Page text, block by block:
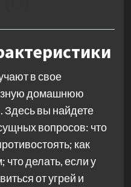
в свое
домашнюю
Здесь вы найдете
вопросов: что
как
делать, если у
от угрей и